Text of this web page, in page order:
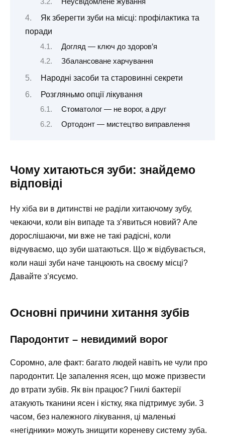
Як зберегти зуби на місці: профілактика та
поради
Догляд — ключ до здоров’я
Збалансоване харчування
Народні засоби та старовинні секрети
Розгляньмо опції лікування
Стоматолог — не ворог, а друг
Ортодонт — мистецтво виправлення
Чому хитаються зуби: знайдемо
відповіді
Ну хіба ви в дитинстві не раділи хитаючому зубу,
чекаючи, коли він випаде та з’явиться новий? Але
дорослішаючи, ми вже не такі радісні, коли
відчуваємо, що зуби шатаються. Що ж відбувається,
коли наші зуби наче танцюють на своєму місці?
Давайте з’ясуємо.
Основні причини хитання зубів
Пародонтит – невидимий ворог
Соромно, але факт: багато людей навіть не чули про
пародонтит. Це запалення ясен, що може призвести
до втрати зубів. Як він працює? Гнилі бактерії
атакують тканини ясен і кістку, яка підтримує зуби. З
часом, без належного лікування, ці маленькі
«негідники» можуть знищити кореневу систему зуба.